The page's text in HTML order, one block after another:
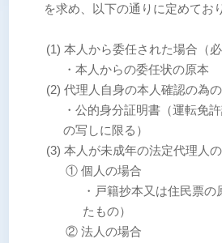
を求め、以下の通りに定めてお
(1) 本人から委任された場合（必
・本人からの委任状の原本
(2) 代理人自身の本人確認の為
・公的身分証明書（運転免
の写しに限る）
(3) 本人が未成年の法定代理人
① 個人の場合
・戸籍抄本又は住民票
たもの）
② 法人の場合